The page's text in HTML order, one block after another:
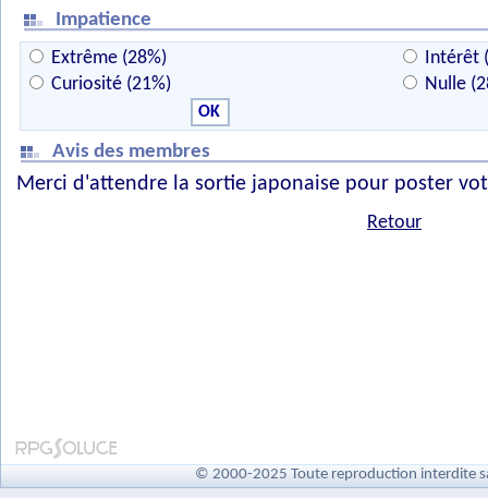
Impatience
Extrême (28%)
Intérêt
Curiosité (21%)
Nulle
Avis des membres
Merci d'attendre la sortie japonaise pour poster
Retour
© 2000-2025 Toute reproduction interdite